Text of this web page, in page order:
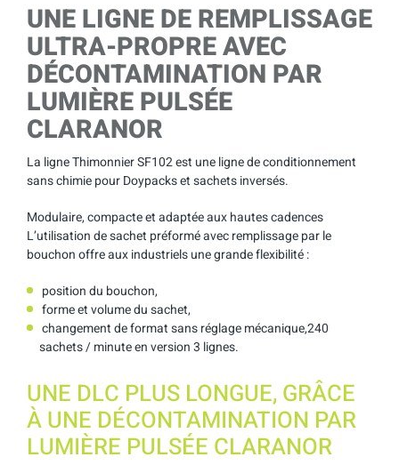
UNE LIGNE DE REMPLISSAGE
ULTRA-PROPRE AVEC
DÉCONTAMINATION PAR
LUMIÈRE PULSÉE
CLARANOR
La ligne Thimonnier SF102 est une ligne de conditionnement
sans chimie pour Doypacks et sachets inversés.
Modulaire, compacte et adaptée aux hautes cadences
L’utilisation de sachet préformé avec remplissage par le
bouchon offre aux industriels une grande flexibilité :
position du bouchon,
forme et volume du sachet,
changement de format sans réglage mécanique,240
sachets / minute en version 3 lignes.
UNE DLC PLUS LONGUE, GRÂCE
À UNE DÉCONTAMINATION PAR
LUMIÈRE PULSÉE CLARANOR